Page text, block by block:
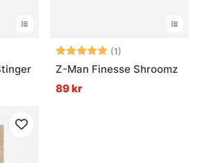
5 stjärnorBetyg: (1)
Z-Man Finesse Shroomz
89 kr